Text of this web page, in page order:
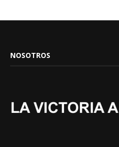
NOSOTROS